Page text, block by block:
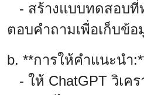
- สร้างแบบทดสอบที่
ตอบคำถามเพื่อเก็บข้อ
b. **การให้คำแนะนำ
- ให้ ChatGPT วิเค